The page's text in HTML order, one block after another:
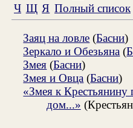
Ч Щ Я Полный список
Заяц на ловле (Басни)
Зеркало и Обезьяна (
Змея (Басни)
Змея и Овца (Басни)
«Змея к Крестьянину
дом...»